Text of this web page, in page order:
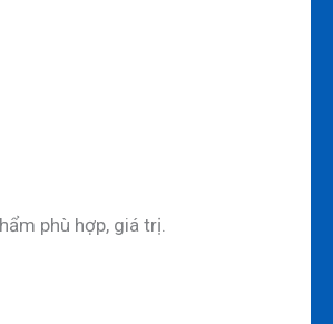
phù hợp, giá trị.